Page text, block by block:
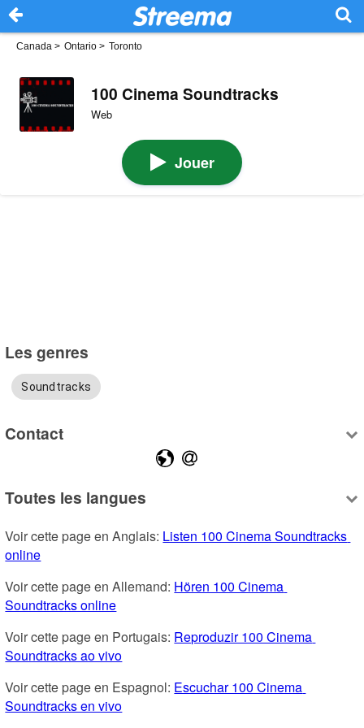
Canada > Ontario > Toronto
100 Cinema Soundtracks
Web
Jouer
Les genres
Soundtracks
Contact
Toutes les langues
Voir cette page en Anglais: Listen 100 Cinema Soundtracks
online
Voir cette page en Allemand: Hören 100 Cinema
Soundtracks online
Voir cette page en Portugais: Reproduzir 100 Cinema
Soundtracks ao vivo
Voir cette page en Espagnol: Escuchar 100 Cinema
Soundtracks en vivo